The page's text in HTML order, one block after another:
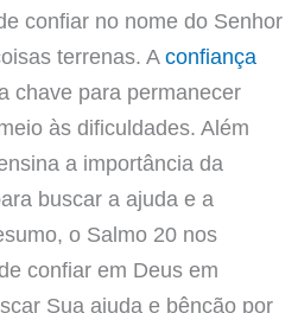
confiar no nome do Senhor
terrenas. Aconfiança
chave para permanecer
às dificuldades. Além
a importância da
buscar a ajuda e a
o Salmo 20 nos
confiar em Deus em
Sua ajuda e bênção por